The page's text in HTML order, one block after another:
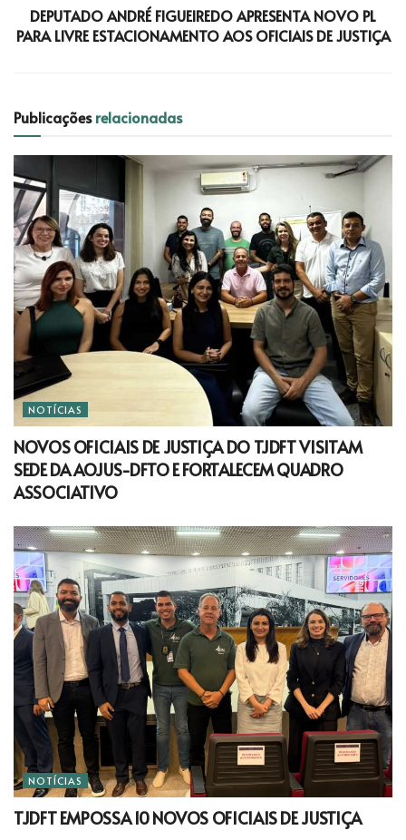
DEPUTADO ANDRÉ FIGUEIREDO APRESENTA NOVO PL
PARA LIVRE ESTACIONAMENTO AOS OFICIAIS DE JUSTIÇA
Publicaçõesrelacionadas
NOTÍCIAS
NOVOS OFICIAIS DE JUSTIÇA DO TJDFT VISITAM
SEDE DA AOJUS-DFTO E FORTALECEM QUADRO
ASSOCIATIVO
NOTÍCIAS
TJDFT EMPOSSA 10 NOVOS OFICIAIS DE JUSTIÇA